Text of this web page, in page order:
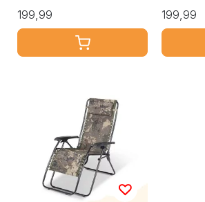
199,99 199,99